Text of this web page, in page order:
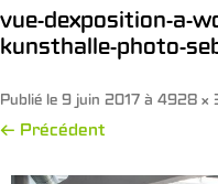
vue-dexposition-a-
kunsthalle-photo-
Publié le 9 juin 2017 à 4928 ×
← Précédent